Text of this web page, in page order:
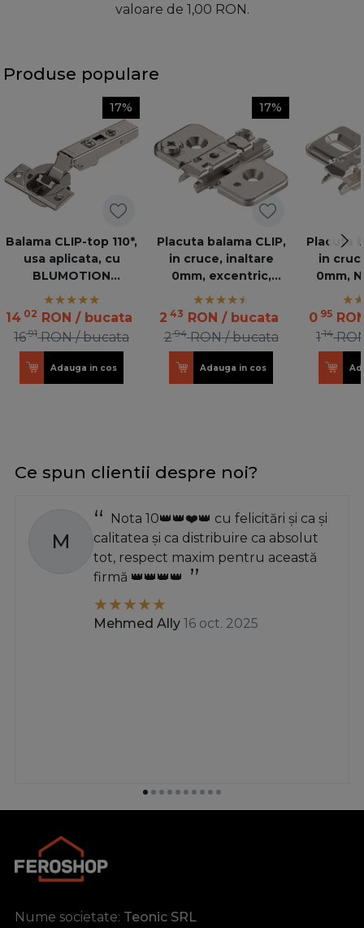
valoare de 1,00 RON.
Produse populare
17%
Balama CLIP-top 110*,
usa aplicata, cu
BLUMOTION
incorporat
14 02 RON / bucata
1691 RON / bucata
Adauga in cos
17%
Placuta balama CLIP,
in cruce, inaltare
0mm, excentric,
nichelata 173H7100
2 43 RON / bucata
294 RON / bucata
Adauga in cos
Placuta
in
0mm,
0 95
114
Ce spun clientii despre noi?
M
Nota 10👑👑❤️👑 cu felicitări și ca și
calitatea și ca distribuire ca absolut
tot, respect maxim pentru această
firmă 👑👑👑👑
Mehmed Ally 16 oct. 2025
Nume societate: Teonic SRL